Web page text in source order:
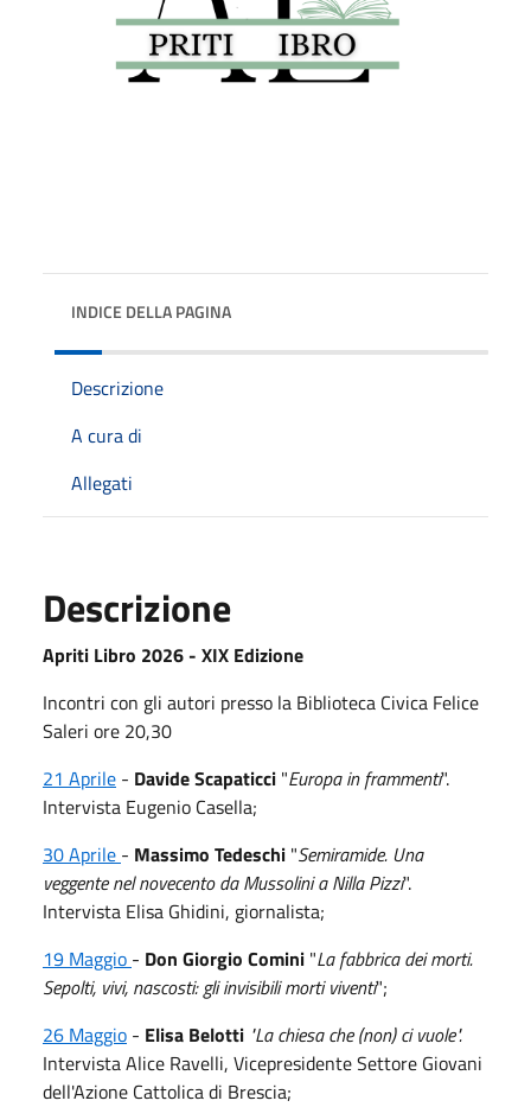
INDICE DELLA PAGINA
Descrizione
A cura di
Allegati
Descrizione
Apriti Libro 2026 - XIX Edizione
Incontri con gli autori presso la Biblioteca Civica Felice
Saleri ore 20,30
21 Aprile - Davide Scapaticci "Europa in frammenti".
Intervista Eugenio Casella;
30 Aprile - Massimo Tedeschi "Semiramide. Una
veggente nel novecento da Mussolini a Nilla Pizzi".
Intervista Elisa Ghidini, giornalista;
19 Maggio - Don Giorgio Comini "La fabbrica dei morti.
Sepolti, vivi, nascosti: gli invisibili morti viventi";
26 Maggio - Elisa Belotti "La chiesa che (non) ci vuole".
Intervista Alice Ravelli, Vicepresidente Settore Giovani
dell'Azione Cattolica di Brescia;